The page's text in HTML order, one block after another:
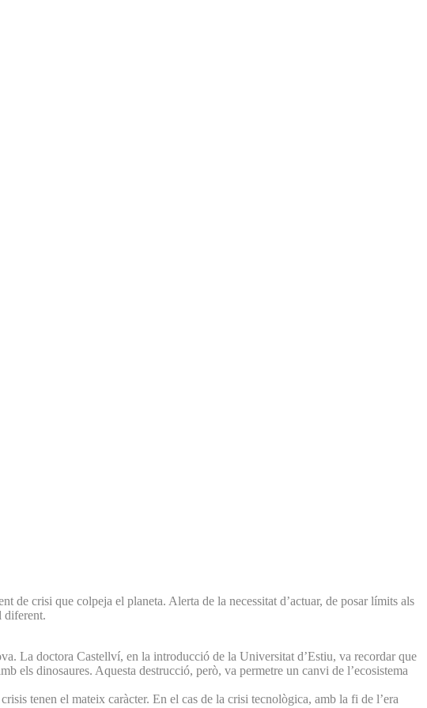
de crisi que colpeja el planeta. Alerta de la necessitat d’actuar, de posar límits als
diferent.
La doctora Castellví, en la introducció de la Universitat d’Estiu, va recordar que
els dinosaures. Aquesta destrucció, però, va permetre un canvi de l’ecosistema
tenen el mateix caràcter. En el cas de la crisi tecnològica, amb la fi de l’era